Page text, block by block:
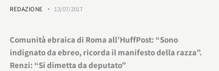
REDAZIONE 13/07/2017
Comunità ebraica di Roma all’HuffPost: “Sono
indignato da ebreo, ricorda il manifesto della razza”.
Renzi: “Si dimetta da deputato”